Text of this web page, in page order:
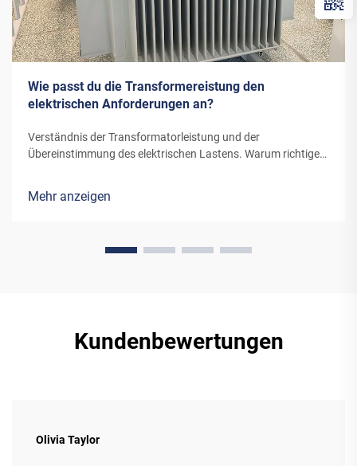
Wie passt du die Transformereistung den
elektrischen Anforderungen an?
Verständnis der Transformatorleistung und der
Übereinstimmung des elektrischen Lastens. Warum richtige
und elektrischen Lasten ist essenziell für die Sicherstellung
Mehr anzeigen
Kundenbewertungen
Olivia Taylor